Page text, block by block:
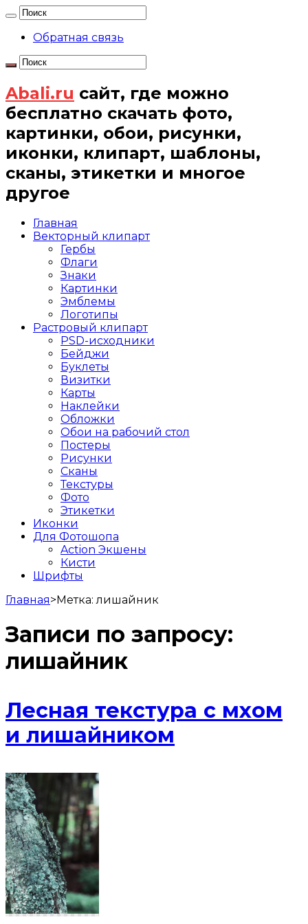
Обратная связь
Abali.ru сайт, где можно
бесплатно скачать фото,
картинки, обои, рисунки,
иконки, клипарт, шаблоны,
сканы, этикетки и многое
другое
Главная
Векторный клипарт
Гербы
Флаги
Знаки
Картинки
Эмблемы
Логотипы
Растровый клипарт
PSD-исходники
Бейджи
Буклеты
Визитки
Карты
Наклейки
Обложки
Обои на рабочий стол
Постеры
Рисунки
Сканы
Текстуры
Фото
Этикетки
Иконки
Для Фотошопа
Action Экшены
Кисти
Шрифты
Главная>Метка:лишайник
Записи по запросу:
лишайник
Лесная текстура с мхом
и лишайником